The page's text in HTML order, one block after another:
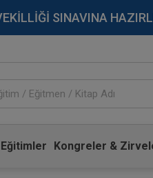
SINAVINA
Kongreler &